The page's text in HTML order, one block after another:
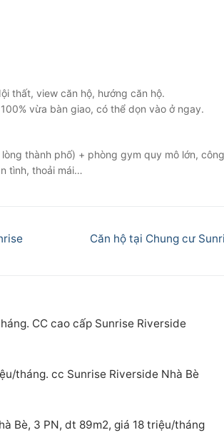
thất, view căn hộ, hướng căn hộ.
vừa bàn giao, có thể dọn vào ở ngay.
thành phố) + phòng gym quy mô lớn,
tình, thoải mái…
Next
Căn hộ tại Chung cư
CC cao cấp Sunrise Riverside
tháng. cc Sunrise Riverside Nhà Bè
Bè, 3 PN, dt 89m2, giá 18 triệu/tháng